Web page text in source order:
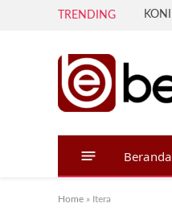
TRENDING
Beranda
Home » Itera